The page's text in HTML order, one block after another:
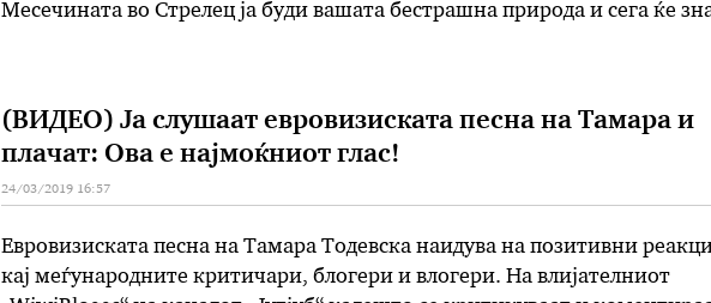
Месечината во Стрелец ја буди вашата бестрашна природа и сега ќе
(ВИДЕО) Ја слушаат евровизиската песна на Тамара и
плачат: Ова е најмоќниот глас!
24/03/2019 16:57
Евровизиската песна на Тамара Тодевска наидува на позитивни
кај меѓународните критичари, блогери и влогери. На влијателниот